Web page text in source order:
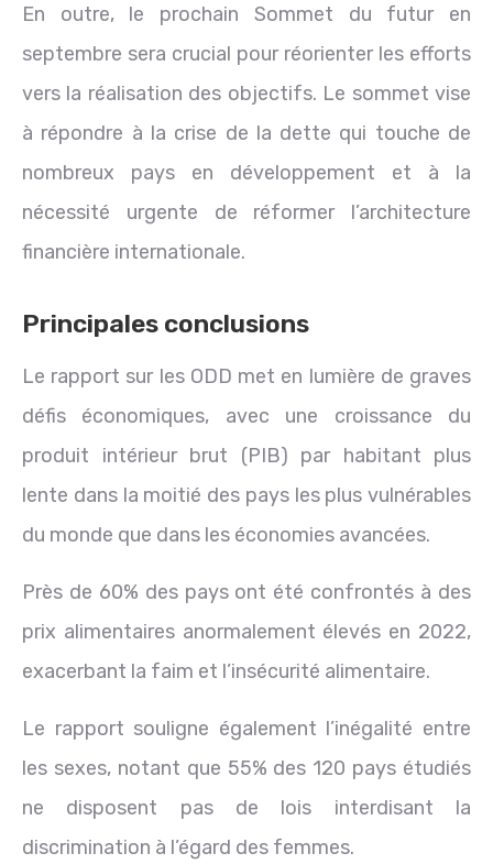
En outre, le prochain Sommet du futur en
septembre sera crucial pour réorienter les efforts
vers la réalisation des objectifs. Le sommet vise
à répondre à la crise de la dette qui touche de
nombreux pays en développement et à la
nécessité urgente de réformer l’architecture
financière internationale.
Principales conclusions
Le rapport sur les ODD met en lumière de graves
défis économiques, avec une croissance du
produit intérieur brut (PIB) par habitant plus
lente dans la moitié des pays les plus vulnérables
du monde que dans les économies avancées.
Près de 60% des pays ont été confrontés à des
prix alimentaires anormalement élevés en 2022,
exacerbant la faim et l’insécurité alimentaire.
Le rapport souligne également l’inégalité entre
les sexes, notant que 55% des 120 pays étudiés
ne disposent pas de lois interdisant la
discrimination à l’égard des femmes.